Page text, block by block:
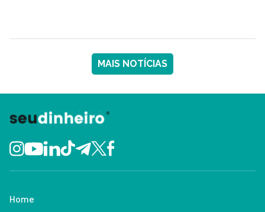
MAIS NOTÍCIAS
Home